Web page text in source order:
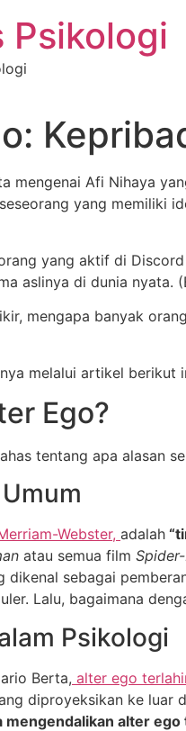
Psikologi
mengenai Afi Nihaya
yang memiliki
yang aktif di
aslinya di dunia nyata.
mengapa banyak
melalui artikel berikut
Ego?
tentang apa alasan
Webster, adalah
atau semua film
dikenal sebagai
Lalu, bagaimana
Psikologi
Berta, alter ego
diproyeksikan ke luar
mengendalikan alter